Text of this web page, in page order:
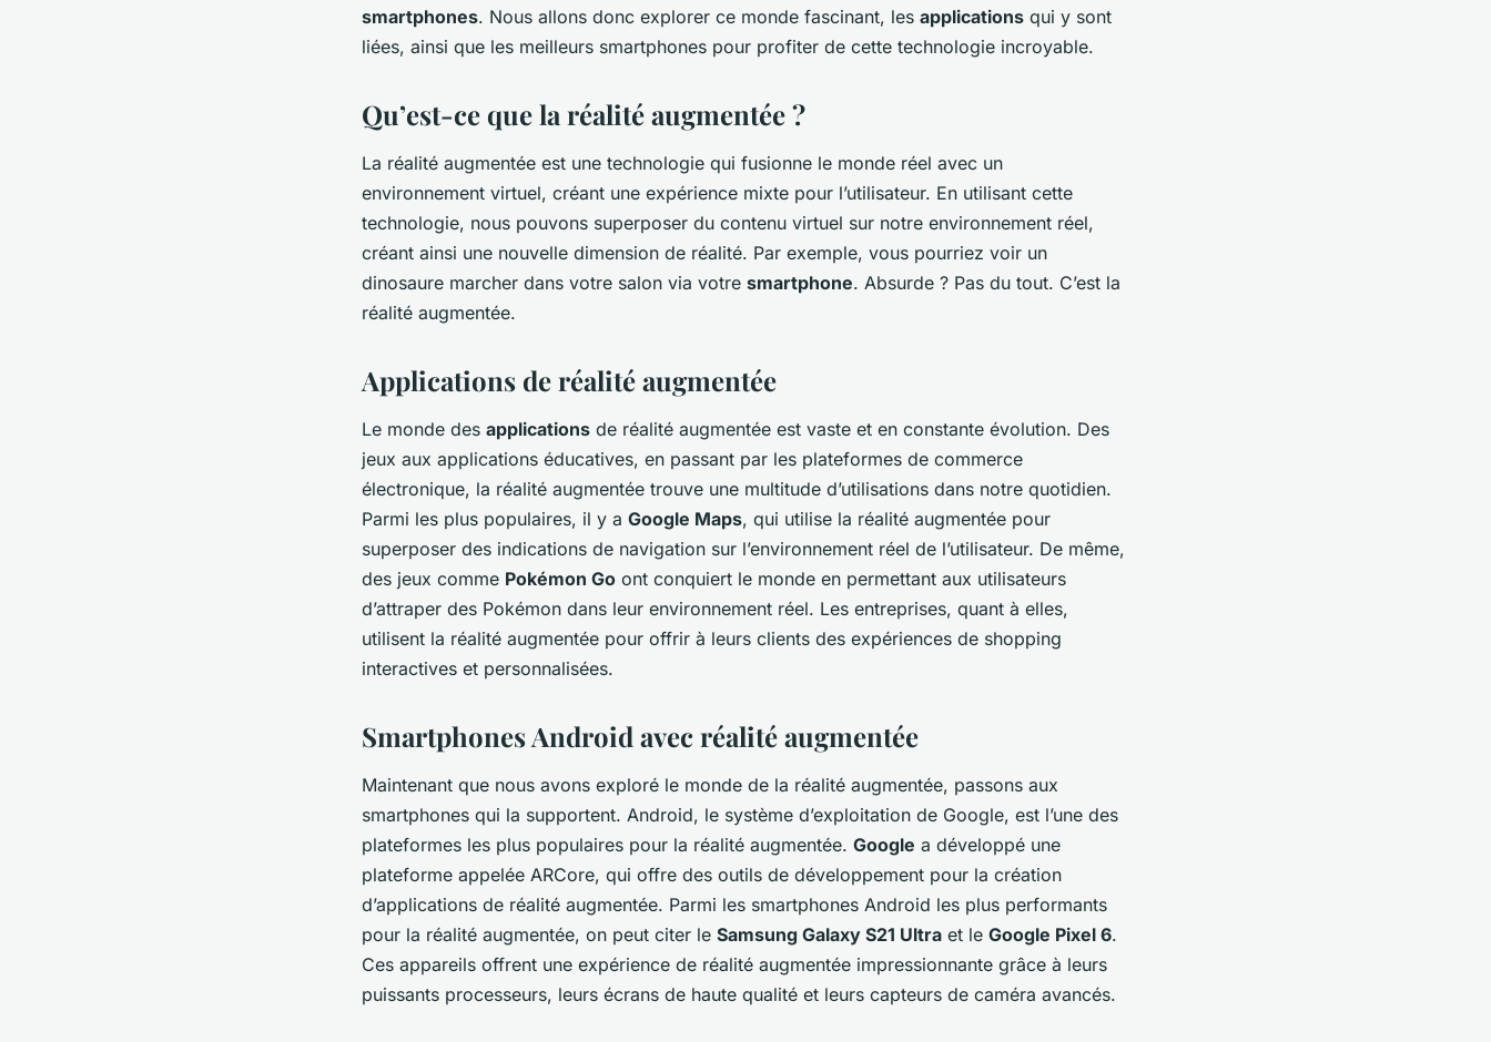
smartphones. Nous allons donc explorer ce monde fascinant, les applications qui y sont
liées, ainsi que les meilleurs smartphones pour profiter de cette technologie incroyable.
Qu’est-ce que la réalité augmentée ?
La réalité augmentée est une technologie qui fusionne le monde réel avec un
environnement virtuel, créant une expérience mixte pour l’utilisateur. En utilisant cette
technologie, nous pouvons superposer du contenu virtuel sur notre environnement réel,
créant ainsi une nouvelle dimension de réalité. Par exemple, vous pourriez voir un
dinosaure marcher dans votre salon via votre smartphone. Absurde ? Pas du tout. C’est la
réalité augmentée.
Applications de réalité augmentée
Le monde des applications de réalité augmentée est vaste et en constante évolution. Des
jeux aux applications éducatives, en passant par les plateformes de commerce
électronique, la réalité augmentée trouve une multitude d’utilisations dans notre quotidien.
Parmi les plus populaires, il y a Google Maps, qui utilise la réalité augmentée pour
superposer des indications de navigation sur l’environnement réel de l’utilisateur. De même,
des jeux comme Pokémon Go ont conquiert le monde en permettant aux utilisateurs
d’attraper des Pokémon dans leur environnement réel. Les entreprises, quant à elles,
utilisent la réalité augmentée pour offrir à leurs clients des expériences de shopping
interactives et personnalisées.
Smartphones Android avec réalité augmentée
Maintenant que nous avons exploré le monde de la réalité augmentée, passons aux
smartphones qui la supportent. Android, le système d’exploitation de Google, est l’une des
plateformes les plus populaires pour la réalité augmentée. Google a développé une
plateforme appelée ARCore, qui offre des outils de développement pour la création
d’applications de réalité augmentée. Parmi les smartphones Android les plus performants
pour la réalité augmentée, on peut citer le Samsung Galaxy S21 Ultra et le Google Pixel 6.
Ces appareils offrent une expérience de réalité augmentée impressionnante grâce à leurs
puissants processeurs, leurs écrans de haute qualité et leurs capteurs de caméra avancés.